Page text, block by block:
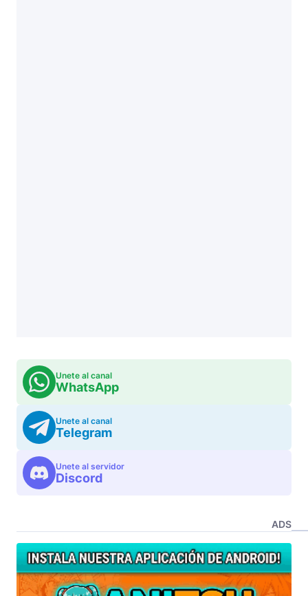
Unete al canal
WhatsApp
Unete al canal
Telegram
Unete al servidor
Discord
ADS